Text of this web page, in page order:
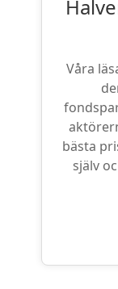
Våra
bästa
själv